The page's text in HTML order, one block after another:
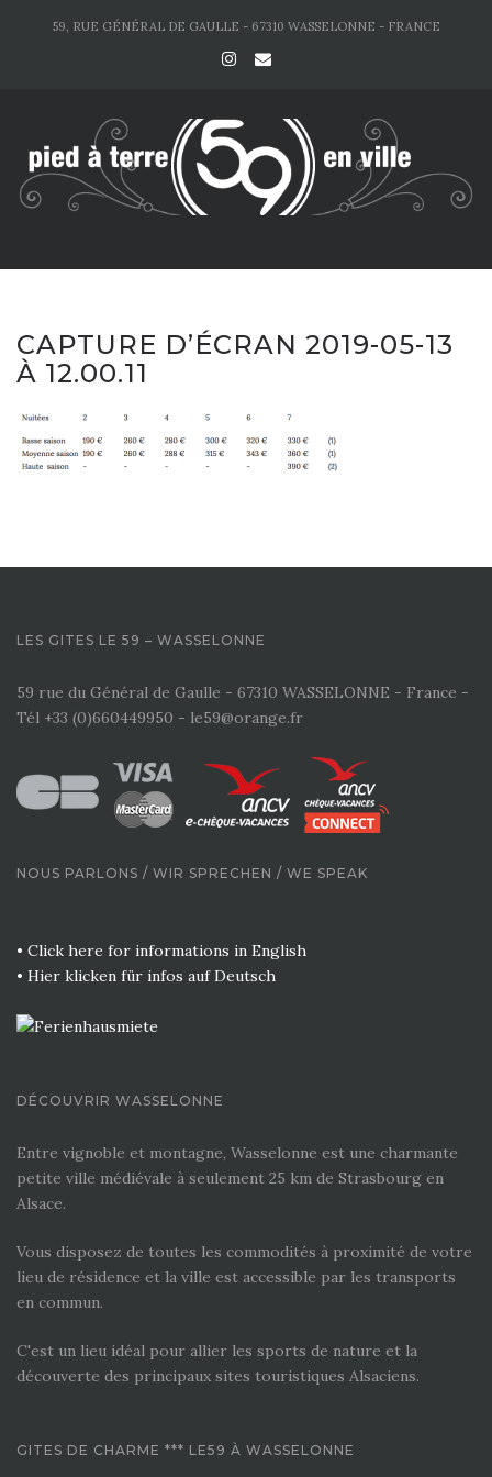
59, RUE GÉNÉRAL DE GAULLE - 67310 WASSELONNE - FRANCE
CAPTURE D’ÉCRAN 2019-05-13
À 12.00.11
LES GITES LE 59 – WASSELONNE
59 rue du Général de Gaulle - 67310 WASSELONNE - France -
Tél +33 (0)660449950 - le59@orange.fr
NOUS PARLONS / WIR SPRECHEN / WE SPEAK
• Click here for informations in English
• Hier klicken für infos auf Deutsch
DÉCOUVRIR WASSELONNE
Entre vignoble et montagne, Wasselonne est une charmante
petite ville médiévale à seulement 25 km de Strasbourg en
Alsace.
Vous disposez de toutes les commodités à proximité de votre
lieu de résidence et la ville est accessible par les transports
en commun.
C'est un lieu idéal pour allier les sports de nature et la
découverte des principaux sites touristiques Alsaciens.
GITES DE CHARME *** LE59 À WASSELONNE